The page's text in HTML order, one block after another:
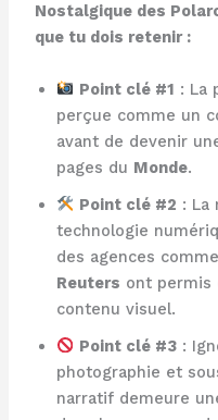
Nostalgique des
que tu dois retenir :
Point clé #1 : La
perçue comme un
avant de devenir
pages du Monde.
Point clé #2 : La
technologie
des agences comme
Reuters ont permis
contenu visuel.
Point clé #3 :
photographie et
narratif demeure